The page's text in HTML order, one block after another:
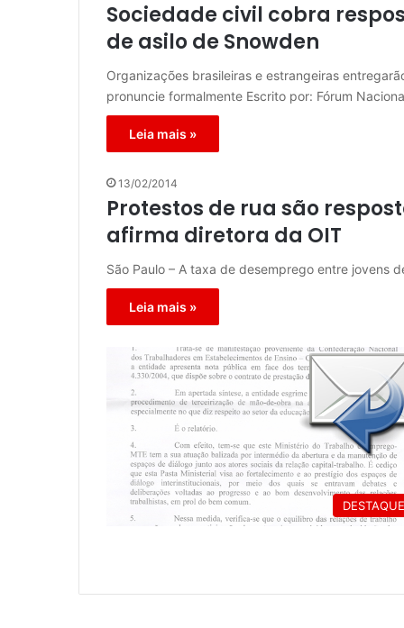
Sociedade civil cobra
de asilo de Snowden
Organizações brasileiras e estrangeiras
pronuncie formalmente Escrito por: Fórum
Leia mais »
13/02/2014
Protestos de rua são
afirma diretora da OIT
São Paulo – A taxa de desemprego entre jovens
Leia mais »